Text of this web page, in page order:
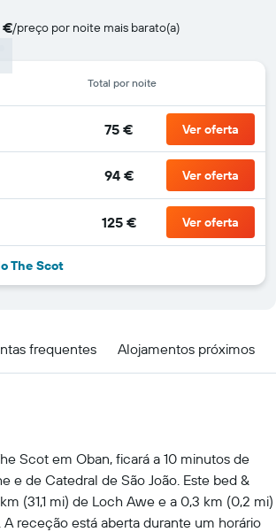
€/preço por noite mais barato(a)
Total por noite
75 € Ver oferta
94 € Ver oferta
125 € Ver oferta
The Scot
frequentes Alojamentos próximos
Scot em Oban, ficará a 10 minutos de
e de Catedral de São João. Este bed &
(31,1 mi) de Loch Awe e a 0,3 km (0,2 mi)
receção está aberta durante um horário